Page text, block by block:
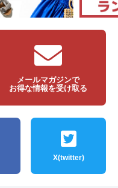
メールマガジンで
お得な情報を受け取る
X(twitter)